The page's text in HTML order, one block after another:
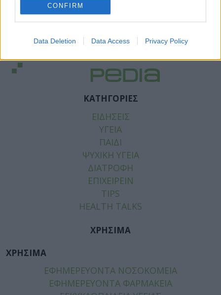
CONFIRM
Data Deletion Data Access Privacy Policy
ΚΑΤΗΓΟΡΙΕΣ
ΕΙΔΗΣΕΙΣ
ΥΓΕΙΑ
ΠΑΙΔΙ
ΨΥΧΙΚΗ ΥΓΕΙΑ
ΔΙΑΤΡΟΦΗ
ΕΠΙΧΕΙΡΕΙΝ
TIPS
HEALTH TALKS
ΧΡΗΣΙΜΑ
ΧΡΗΣΙΜΑ
ΕΦΗΜΕΡΕΥΟΝΤΑ ΝΟΣΟΚΟΜΕΙΑ
ΕΦΗΜΕΡΕΥΟΝΤΑ ΦΑΡΜΑΚΕΙΑ